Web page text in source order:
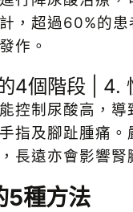
，超過60%的患
作。
4個階段 | 4.
控制尿酸高，導
指及腳趾腫痛。
長遠亦會影響腎
5種方法